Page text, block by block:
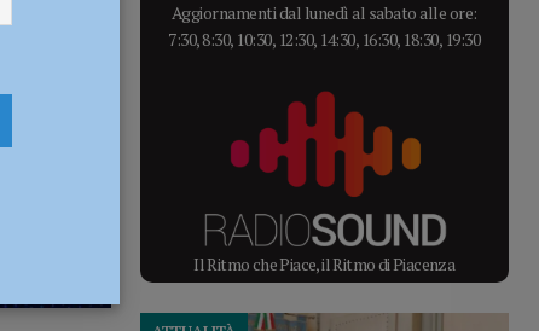
Aggiornamenti dal lunedì al sabato alle ore:
7:30, 8:30, 10:30, 12:30, 14:30, 16:30, 18:30, 19:30
Il Ritmo che Piace, il Ritmo di Piacenza